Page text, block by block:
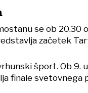
se ob 20.30
začetek
šport. Ob 9.
finale svetovnega